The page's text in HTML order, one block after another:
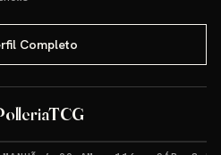
Completo